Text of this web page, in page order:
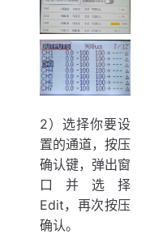
2）选择你要设
置的通道，按压
确认键，弹出窗
口并选择
Edit，再次按压
确认。